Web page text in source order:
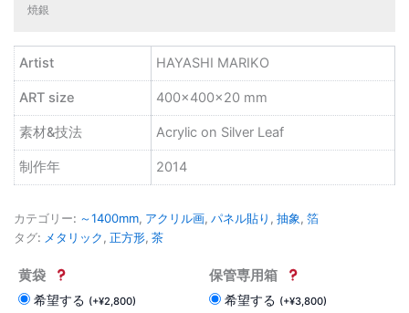
焼銀
Artist HAYASHI MARIKO
ART size 400×400×20 mm
素材&技法 Acrylic on Silver Leaf
制作年 2014
カテゴリー: ～1400mm, アクリル画, パネル貼り , 抽象, 箔
タグ: メタリック, 正方形, 茶
黄袋
希望する (+¥2,800)
保管専用箱
希望する (+¥3,800)